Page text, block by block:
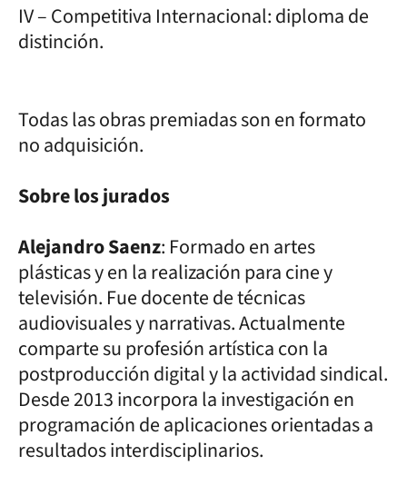
IV – Competitiva Internacional: diploma de
distinción.
Todas las obras premiadas son en formato
no adquisición.
Sobre los jurados
Alejandro Saenz: Formado en artes
plásticas y en la realización para cine y
televisión. Fue docente de técnicas
audiovisuales y narrativas. Actualmente
comparte su profesión artística con la
postproducción digital y la actividad sindical.
Desde 2013 incorpora la investigación en
programación de aplicaciones orientadas a
resultados interdisciplinarios.